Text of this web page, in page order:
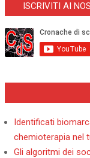
ISCRIVITI AI
Identificati
chemioterapia nel
Gli algoritmi dei